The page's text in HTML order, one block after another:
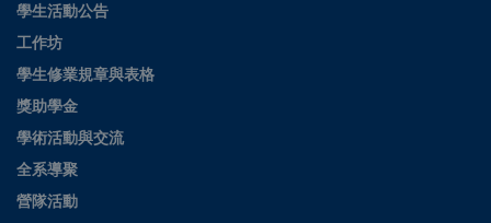
學生活動公告
工作坊
學生修業規章與表格
獎助學金
學術活動與交流
全系導聚
營隊活動